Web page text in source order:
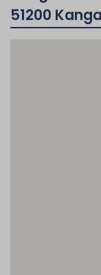
51200